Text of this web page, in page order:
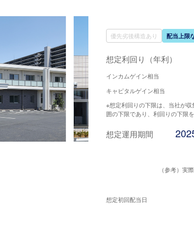
優先劣後構造あり
配当上限
想定利回り（年利）
インカムゲイン相当
キャピタルゲイン相当
※想定利回りの下限は、当社が
囲の下限であり、利回りの下限
想定運用期間
（参考）実
想定初回配当日